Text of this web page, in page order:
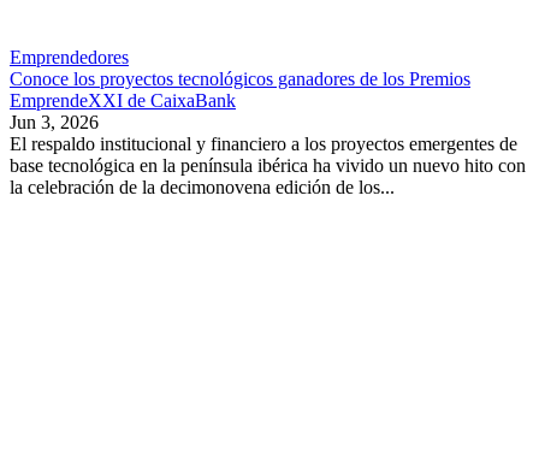
Emprendedores
Conoce los proyectos tecnológicos ganadores de los Premios
EmprendeXXI de CaixaBank
Jun 3, 2026
El respaldo institucional y financiero a los proyectos emergentes de
base tecnológica en la península ibérica ha vivido un nuevo hito con
la celebración de la decimonovena edición de los...